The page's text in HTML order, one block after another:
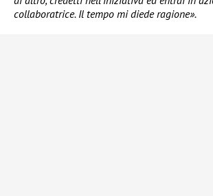
collaboratrice. Il tempo mi diede ragione».